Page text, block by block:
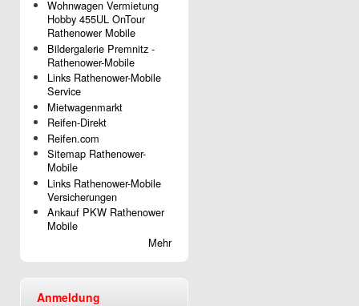
Wohnwagen Vermietung
Hobby 455UL OnTour
Rathenower Mobile
Bildergalerie Premnitz -
Rathenower-Mobile
Links Rathenower-Mobile
Service
Mietwagenmarkt
Reifen-Direkt
Reifen.com
Sitemap Rathenower-
Mobile
Links Rathenower-Mobile
Versicherungen
Ankauf PKW Rathenower
Mobile
Mehr
Anmeldung